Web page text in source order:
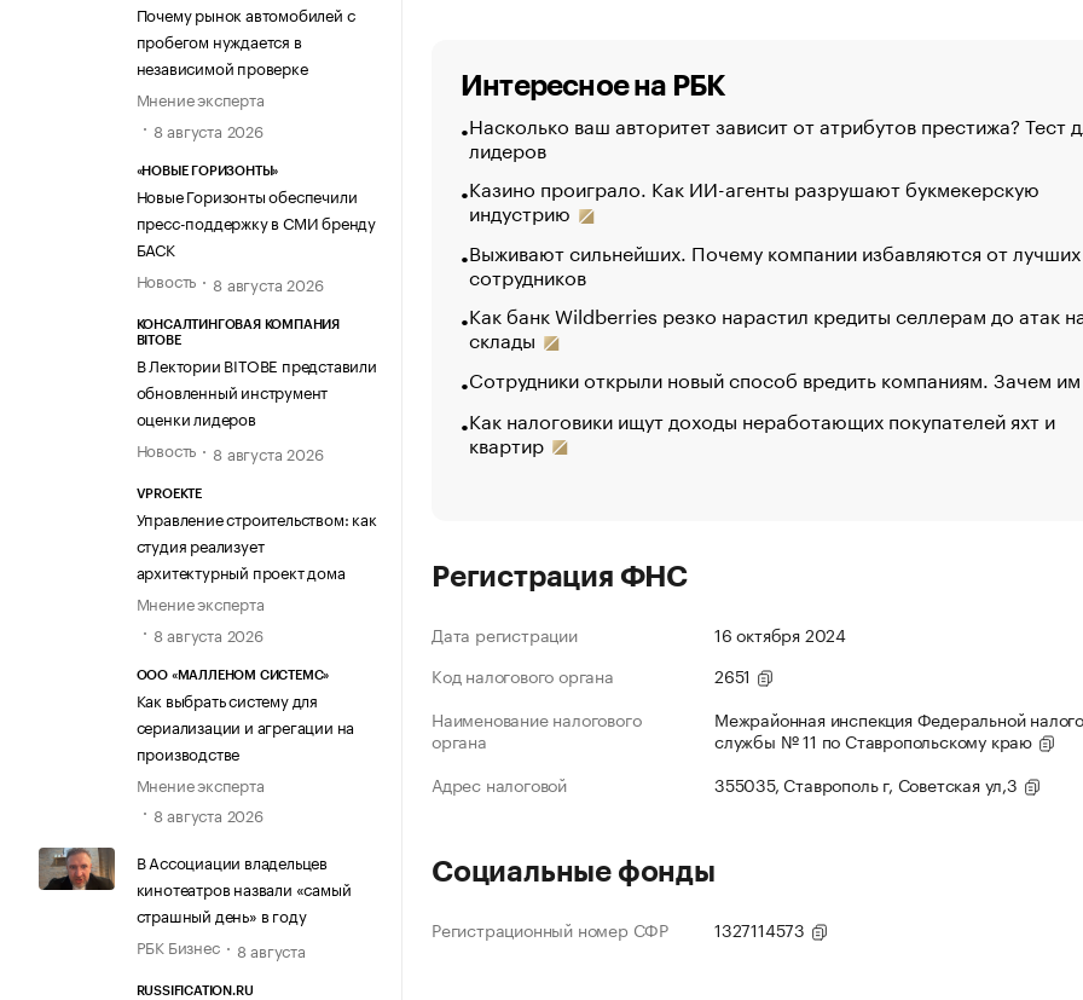
Почему рынок автомобилей с
пробегом нуждается в
независимой проверке
Мнение эксперта
8 августа 2026
«НОВЫЕ ГОРИЗОНТЫ»
Новые Горизонты обеспечили
пресс-поддержку в СМИ бренду
БАСК
Новость
8 августа 2026
КОНСАЛТИНГОВАЯ КОМПАНИЯ
BITOBE
В Лектории BITOBE представили
обновленный инструмент
оценки лидеров
Новость
8 августа 2026
VPROEKTE
Управление строительством: как
студия реализует
архитектурный проект дома
Мнение эксперта
8 августа 2026
ООО «МАЛЛЕНОМ СИСТЕМС»
Как выбрать систему для
сериализации и агрегации на
производстве
Мнение эксперта
8 августа 2026
В Ассоциации владельцев
кинотеатров назвали «самый
страшный день» в году
РБК Бизнес
8 августа
RUSSIFICATION.RU
Интересное на РБК
Насколько ваш авторитет зависит от атрибутов престижа? Тест
лидеров
Казино проиграло. Как ИИ-агенты разрушают букмекерскую
индустрию
Выживают сильнейших. Почему компании избавляются от лучших
сотрудников
Как банк Wildberries резко нарастил кредиты селлерам до атак
склады
Сотрудники открыли новый способ вредить компаниям. Зачем
Как налоговики ищут доходы неработающих покупателей яхт и
квартир
Регистрация ФНС
Дата регистрации
16 октября 2024
Код налогового органа
2651
Наименование налогового
органа
Межрайонная инспекция Федеральной
службы № 11 по Ставропольскому краю
Адрес налоговой
355035, Ставрополь г, Советская ул,3
Социальные фонды
Регистрационный номер СФР 1327114573